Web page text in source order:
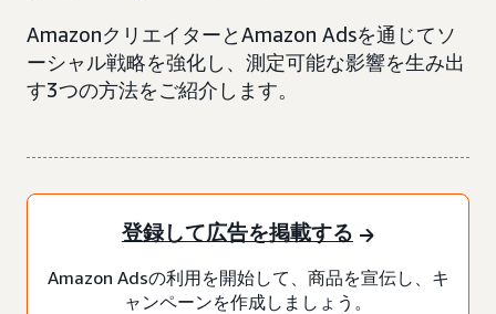
AmazonクリエイターとAmazon Adsを通じてソ
ーシャル戦略を強化し、測定可能な影響を生み出
す3つの方法をご紹介します。
登録して広告を掲載する
Amazon Adsの利用を開始して、商品を宣伝し、キ
ャンペーンを作成しましょう。